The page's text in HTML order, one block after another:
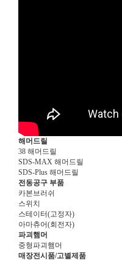
해머드릴
38 해머드릴
SDS-MAX 해머드릴
SDS-Plus 해머드릴
전동공구 부품
카본브러쉬
스위치
스테이터(고정자)
아마츄어(회전자)
파괴햄머
중형파괴햄머
매장전시품/고별제품